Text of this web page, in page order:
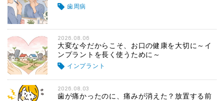
歯周病
2026.08.06
大変な今だからこそ、お口の健康を大切に～イ
ンプラントを長く使うために～
インプラント
2026.08.03
歯が痛かったのに、痛みが消えた？放置する前